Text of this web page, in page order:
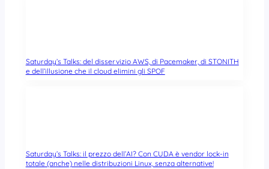
Saturday’s Talks: del disservizio AWS, di Pacemaker, di STONITH
e dell’illusione che il cloud elimini gli SPOF
Saturday’s Talks: il prezzo dell’AI? Con CUDA è vendor lock-in
totale (anche) nelle distribuzioni Linux, senza alternative!